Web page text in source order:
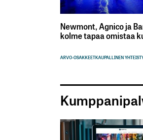
Newmont, Agnico ja
kolme tapaa omistaa
ARVO-OSAKKEETKAUPALLINEN